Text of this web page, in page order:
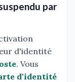
par
d'identité
. Vous
d'identité